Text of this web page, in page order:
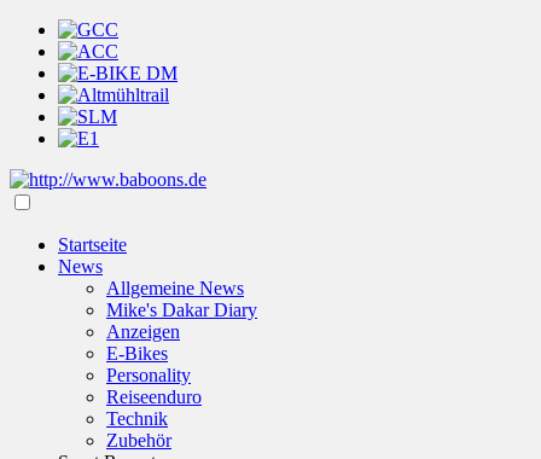
Startseite
News
Allgemeine News
Mike's Dakar Diary
Anzeigen
E-Bikes
Personality
Reiseenduro
Technik
Zubehör